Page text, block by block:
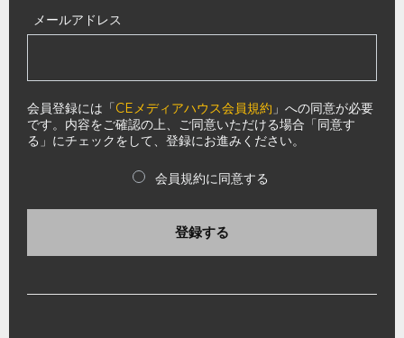
メールアドレス
会員登録には「CEメディアハウス会員規約 」への同意が必要
です。内容をご確認の上、ご同意いただける場合「同意す
る」にチェックをして、登録にお進みください。
会員規約に同意する
登録する